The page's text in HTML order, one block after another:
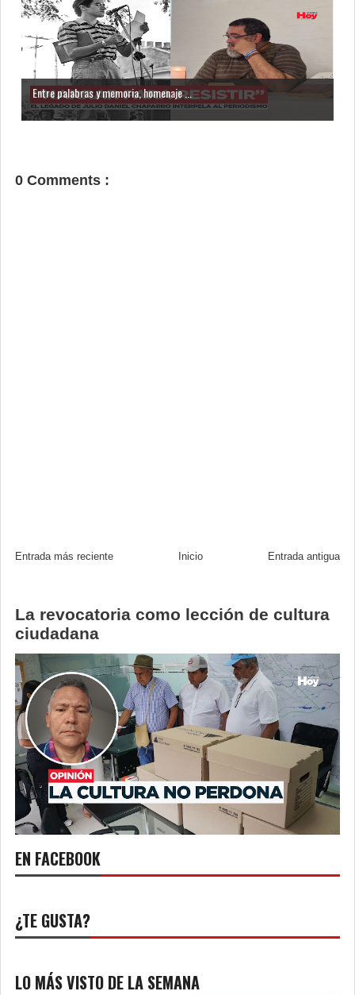
Entre palabras y memoria, homenaje ...
0 Comments :
Entrada más reciente Entrada antigua
Inicio
La revocatoria como lección de cultura
ciudadana
EN FACEBOOK
¿TE GUSTA?
LO MÁS VISTO DE LA SEMANA